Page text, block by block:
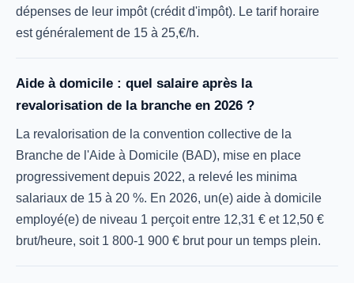
dépenses de leur impôt (crédit d'impôt). Le tarif horaire
est généralement de 15 à 25,€/h.
Aide à domicile : quel salaire après la
revalorisation de la branche en 2026 ?
La revalorisation de la convention collective de la
Branche de l'Aide à Domicile (BAD), mise en place
progressivement depuis 2022, a relevé les minima
salariaux de 15 à 20 %. En 2026, un(e) aide à domicile
employé(e) de niveau 1 perçoit entre 12,31 € et 12,50 €
brut/heure, soit 1 800-1 900 € brut pour un temps plein.